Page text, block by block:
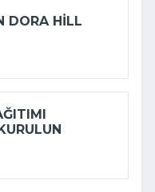
DORA HILL